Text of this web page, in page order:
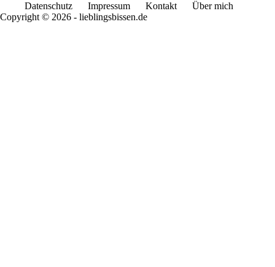
Datenschutz Impressum Kontakt
Über mich
Copyright © 2026 - lieblingsbissen.de